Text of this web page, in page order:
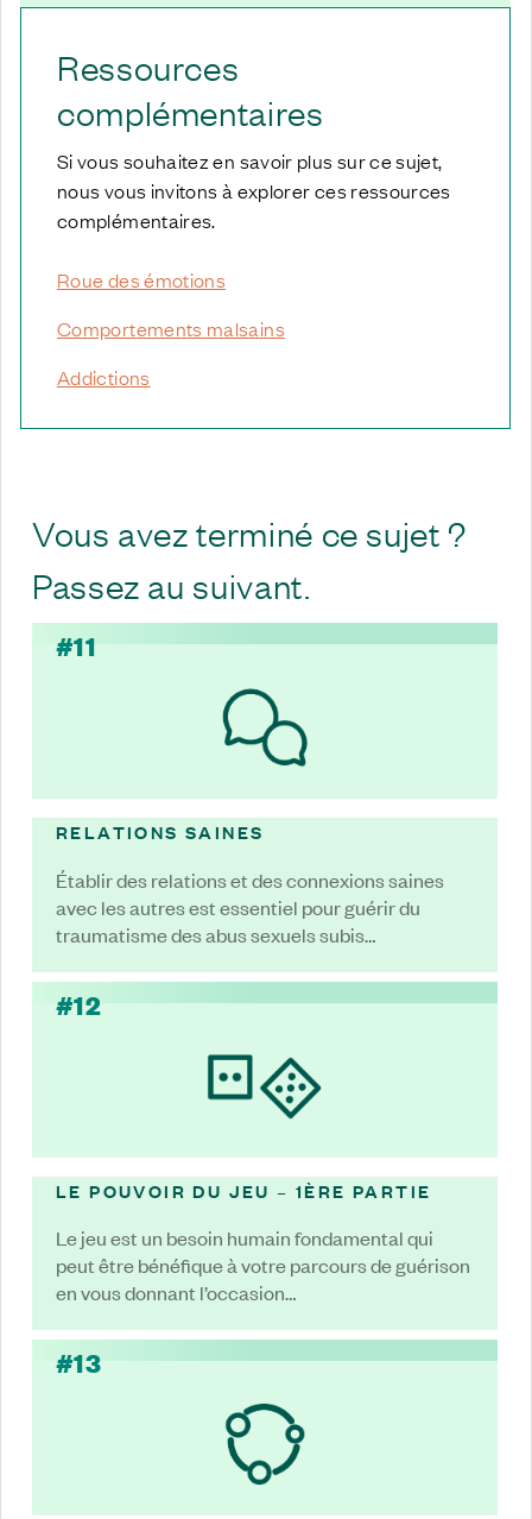
Ressources
complémentaires
Si vous souhaitez en savoir plus sur ce sujet,
nous vous invitons à explorer ces ressources
complémentaires.
Roue des émotions
Comportements malsains
Addictions
Vous avez terminé ce sujet ?
Passez au suivant.
#11
RELATIONS SAINES
Établir des relations et des connexions saines
avec les autres est essentiel pour guérir du
traumatisme des abus sexuels subis…
#12
LE POUVOIR DU JEU – 1ÈRE PARTIE
Le jeu est un besoin humain fondamental qui
peut être bénéfique à votre parcours de guérison
en vous donnant l’occasion…
#13